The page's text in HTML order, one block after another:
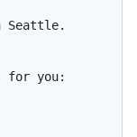
Seattle.
for you: